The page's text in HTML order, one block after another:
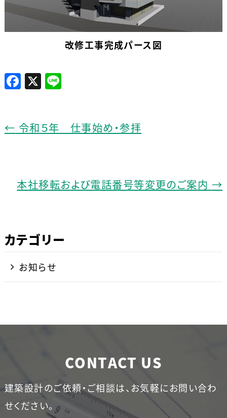
改修工事完成パース図
F
a
e
o
k
X Li
← 令和５年 仕事始め・参拝
本社移転および電話番号等変更のご案内 →
カテゴリー
お知らせ
CONTACT US
建築設計のご依頼・ご相談は、お気軽にお問い合わ
せください。